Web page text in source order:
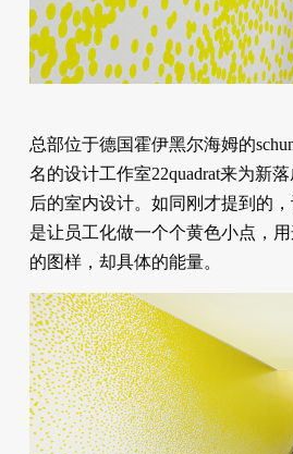
总部位于德国霍伊黑尔海姆的
名的设计工作室22quadrat来为新
后的室内设计。如同刚才提到的
是让员工化做一个个黄色小点，
的图样，却具体的能量。